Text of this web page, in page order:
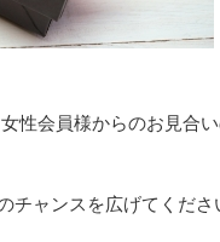
性会員様からのお見合
ャンスを広げてくださ